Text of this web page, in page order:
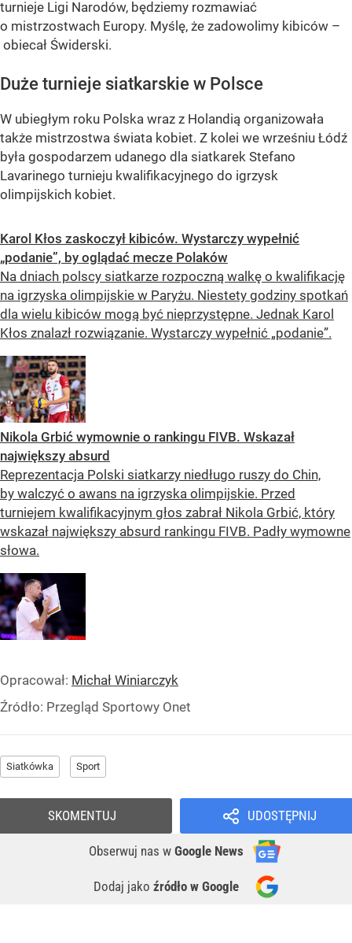
turnieje Ligi Narodów, będziemy rozmawiać
o mistrzostwach Europy. Myślę, że zadowolimy kibiców –
obiecał Świderski.
Duże turnieje siatkarskie w Polsce
W ubiegłym roku Polska wraz z Holandią organizowała
także mistrzostwa świata kobiet. Z kolei we wrześniu Łódź
była gospodarzem udanego dla siatkarek Stefano
Lavarinego turnieju kwalifikacyjnego do igrzysk
olimpijskich kobiet.
Karol Kłos zaskoczył kibiców. Wystarczy wypełnić
„podanie”, by oglądać mecze Polaków
Na dniach polscy siatkarze rozpoczną walkę o kwalifikację
na igrzyska olimpijskie w Paryżu. Niestety godziny spotkań
dla wielu kibiców mogą być nieprzystępne. Jednak Karol
Kłos znalazł rozwiązanie. Wystarczy wypełnić „podanie”.
Nikola Grbić wymownie o rankingu FIVB. Wskazał
największy absurd
Reprezentacja Polski siatkarzy niedługo ruszy do Chin,
by walczyć o awans na igrzyska olimpijskie. Przed
turniejem kwalifikacyjnym głos zabrał Nikola Grbić, który
wskazał największy absurd rankingu FIVB. Padły wymowne
słowa.
Opracował: Michał Winiarczyk
Źródło: Przegląd Sportowy Onet
Siatkówka Sport
UDOSTĘPNIJ
Obserwuj nas w Google News
Dodaj jako źródło w Google
SKOMENTUJ